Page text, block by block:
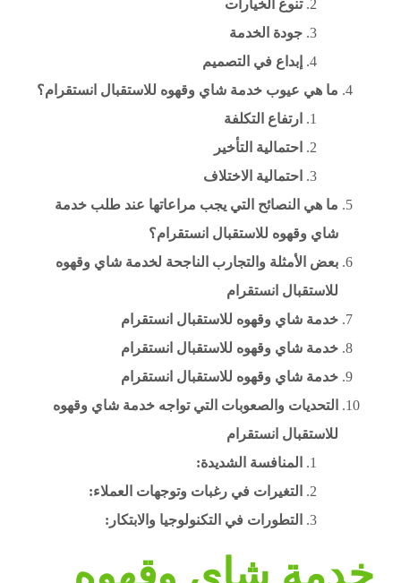
تنوع الخيارات
جودة الخدمة
إبداع في التصميم
ما هي عيوب خدمة شاي وقهوه للاستقبال انستقرام؟
ارتفاع التكلفة
احتمالية التأخير
احتمالية الاختلاف
ما هي النصائح التي يجب مراعاتها عند طلب خدمة
شاي وقهوه للاستقبال انستقرام؟
بعض الأمثلة والتجارب الناجحة لخدمة شاي وقهوه
للاستقبال انستقرام
خدمة شاي وقهوه للاستقبال انستقرام
خدمة شاي وقهوه للاستقبال انستقرام
خدمة شاي وقهوه للاستقبال انستقرام
التحديات والصعوبات التي تواجه خدمة شاي وقهوه
للاستقبال انستقرام
المنافسة الشديدة:
التغيرات في رغبات وتوجهات العملاء:
التطورات في التكنولوجيا والابتكار:
خدمة شاي وقهوه